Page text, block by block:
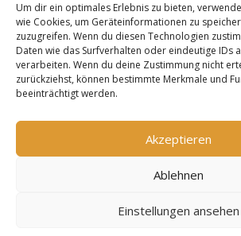
Um dir ein optimales Erlebnis zu bieten,
wie Cookies, um Geräteinformationen zu
zuzugreifen. Wenn du diesen Technologien
Daten wie das Surfverhalten oder eindeutige IDs
verarbeiten. Wenn du deine Zustimmung nicht
zurückziehst, können bestimmte Merkmale und
beeinträchtigt werden.
Akzeptieren
Ablehnen
Einstellungen ansehen
Informationen
Sitemap
Impressum